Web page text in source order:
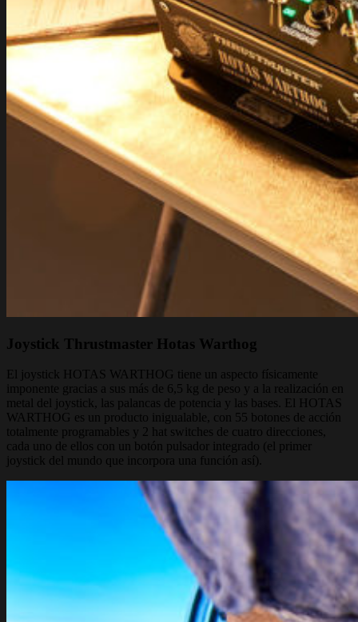
Joystick Thrustmaster Hotas Warthog
El joystick HOTAS WARTHOG tiene un aspecto físicamente
imponente gracias a sus más de 6,5 kg de peso y a la realización en
metal del joystick, las palancas de potencia y las bases. El HOTAS
WARTHOG es un producto inigualable, con 55 botones de acción
totalmente programables y 2 hat switches de cuatro direcciones,
cada uno de ellos con un botón pulsador integrado (el primer
joystick del mundo que incorpora una función así).